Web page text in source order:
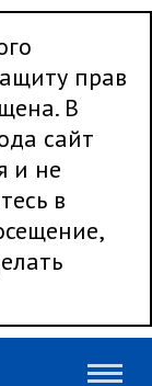
прав
В
сайт
и не
в